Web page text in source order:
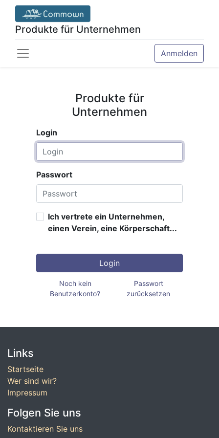
Produkte für Unternehmen
Anmelden
Produkte für
Unternehmen
Login
Passwort
Ich vertrete ein Unternehmen,
einen Verein, eine Körperschaft...
Login
Noch kein
Benutzerkonto?
Passwort
zurücksetzen
Links
Startseite
Wer sind wir?
Impressum
Folgen Sie uns
Kontaktieren Sie uns